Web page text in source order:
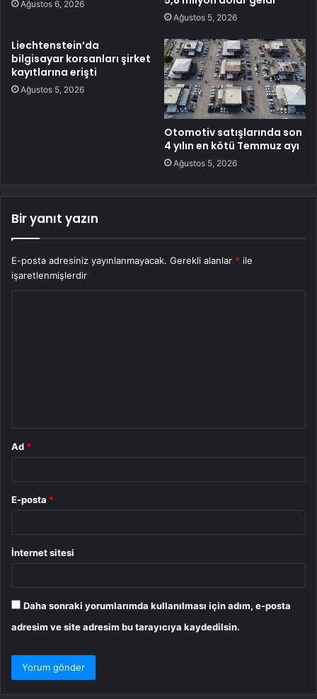
Ağustos 6, 2026
Ağustos 5, 2026
Liechtenstein’da
bilgisayar korsanları şirket
kayıtlarına erişti
Ağustos 5, 2026
Otomotiv satışlarında son
4 yılın en kötü Temmuz ayı
Ağustos 5, 2026
Bir yanıt yazın
E-posta adresiniz yayınlanmayacak. Gerekli alanlar * ile
işaretlenmişlerdir
Ad *
E-posta *
İnternet sitesi
Daha sonraki yorumlarımda kullanılması için adım, e-posta
adresim ve site adresim bu tarayıcıya kaydedilsin.